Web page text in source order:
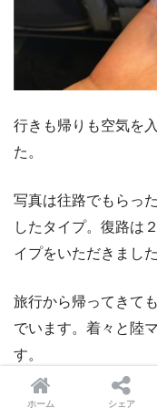
行きも帰りも空気を
た。
写真は往路でもらっ
したタイプ。復路は
イプをいただきました
旅行から帰ってきて
でいます。着々と陸
す。
ホーム シェア